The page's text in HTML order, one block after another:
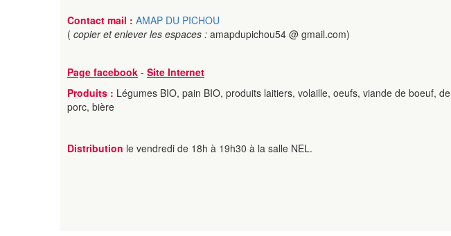
Contact mail : AMAP DU PICHOU
( copier et enlever les espaces : amapdupichou54 @ gmail.com)
Page facebook - Site Internet
Produits : Légumes BIO, pain BIO, produits laitiers, volaille, oeufs, viande de boeuf, de
porc, bière
Distribution le vendredi de 18h à 19h30 à la salle NEL.